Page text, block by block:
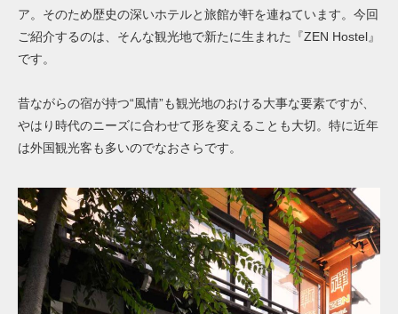
ア。そのため歴史の深いホテルと旅館が軒を連ねています。今回
ご紹介するのは、そんな観光地で新たに生まれた『ZEN Hostel』
です。
昔ながらの宿が持つ“風情”も観光地のおける大事な要素ですが、
やはり時代のニーズに合わせて形を変えることも大切。特に近年
は外国観光客も多いのでなおさらです。